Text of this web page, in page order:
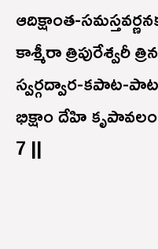
ఆదిక్షాంత-
కాశ్మీరా త్రిపురేశ్వరీ
స్వర్గద్వార-కపాట-
భిక్షాం దేహి
7 ||